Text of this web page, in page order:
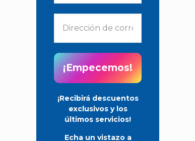
¡Recibirá descuentos
exclusivos y los
últimos servicios!
Echa un vistazo a